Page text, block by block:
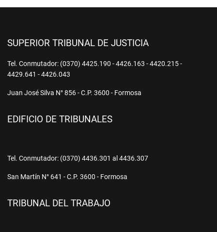
SUPERIOR TRIBUNAL DE JUSTICIA
Tel. Conmutador: (0370) 4425.190 - 4426.163 - 4420.215 -
4429.641 - 4426.043
Juan José Silva N° 856 - C.P. 3600 - Formosa
EDIFICIO DE TRIBUNALES
Tel. Conmutador: (0370) 4436.301 al 4436.307
San Martín N° 641 - C.P. 3600 - Formosa
TRIBUNAL DEL TRABAJO